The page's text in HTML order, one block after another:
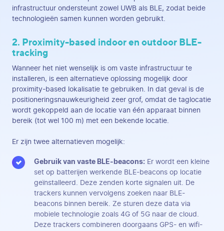
infrastructuur ondersteunt zowel UWB als BLE, zodat beide
technologieën samen kunnen worden gebruikt.
2. Proximity-based indoor en outdoor BLE-
tracking
Wanneer het niet wenselijk is om vaste infrastructuur te
installeren, is een alternatieve oplossing mogelijk door
proximity-based lokalisatie te gebruiken. In dat geval is de
positioneringsnauwkeurigheid zeer grof, omdat de taglocatie
wordt gekoppeld aan de locatie van één apparaat binnen
bereik (tot wel 100 m) met een bekende locatie.
Er zijn twee alternatieven mogelijk:
Gebruik van vaste BLE-beacons: Er wordt een kleine
set op batterijen werkende BLE-beacons op locatie
geïnstalleerd. Deze zenden korte signalen uit. De
trackers kunnen vervolgens zoeken naar BLE-
beacons binnen bereik. Ze sturen deze data via
mobiele technologie zoals 4G of 5G naar de cloud.
Deze trackers combineren doorgaans GPS- en wifi-